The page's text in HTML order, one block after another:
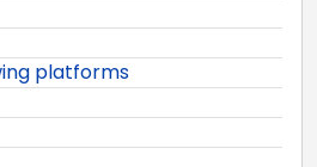
platforms